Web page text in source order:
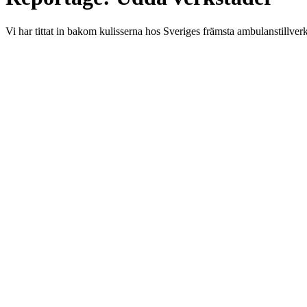
Vi har tittat in bakom kulisserna hos Sveriges främsta